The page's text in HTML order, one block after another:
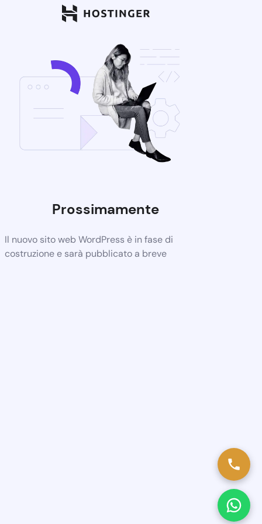
Prossimamente
Il nuovo sito web WordPress è in fase di
costruzione e sarà pubblicato a breve